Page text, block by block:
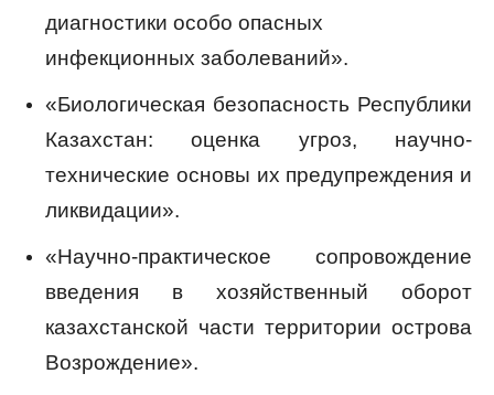
диагностики особо опасных
инфекционных заболеваний».
«Биологическая безопасность Республики
Казахстан: оценка угроз, научно-
технические основы их предупреждения и
ликвидации».
«Научно-практическое сопровождение
введения в хозяйственный оборот
казахстанской части территории острова
Возрождение».